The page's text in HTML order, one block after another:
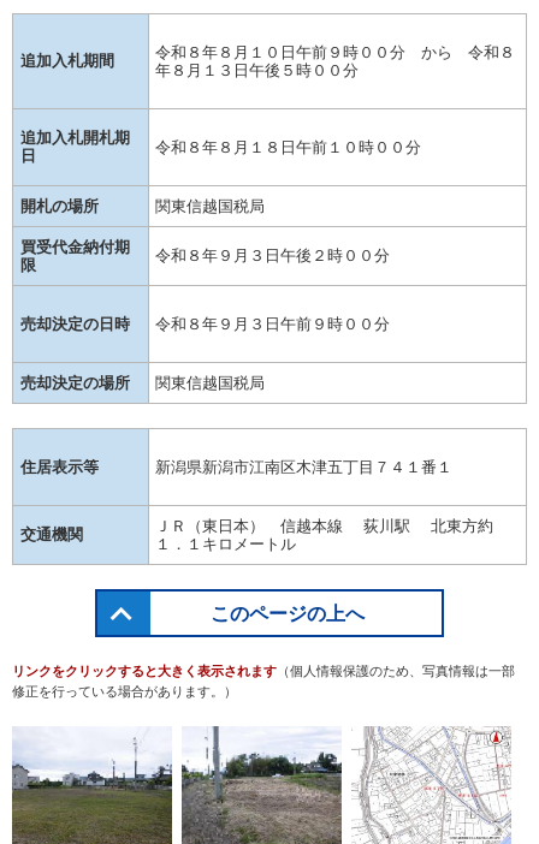
追加入札期間
令和８年８月１０日午前９時００分 から 令和８
年８月１３日午後５時００分
追加入札開札期
日
令和８年８月１８日午前１０時００分
開札の場所 関東信越国税局
買受代金納付期
限
令和８年９月３日午後２時００分
売却決定の日時 令和８年９月３日午前９時００分
売却決定の場所 関東信越国税局
住居表示等 新潟県新潟市江南区木津五丁目７４１番１
交通機関
ＪＲ（東日本） 信越本線 荻川駅 北東方約
１．１キロメートル
このページの上へ
リンクをクリックすると大きく表示されます （個人情報保護のため、写真情報は一部
修正を行っている場合があります。）